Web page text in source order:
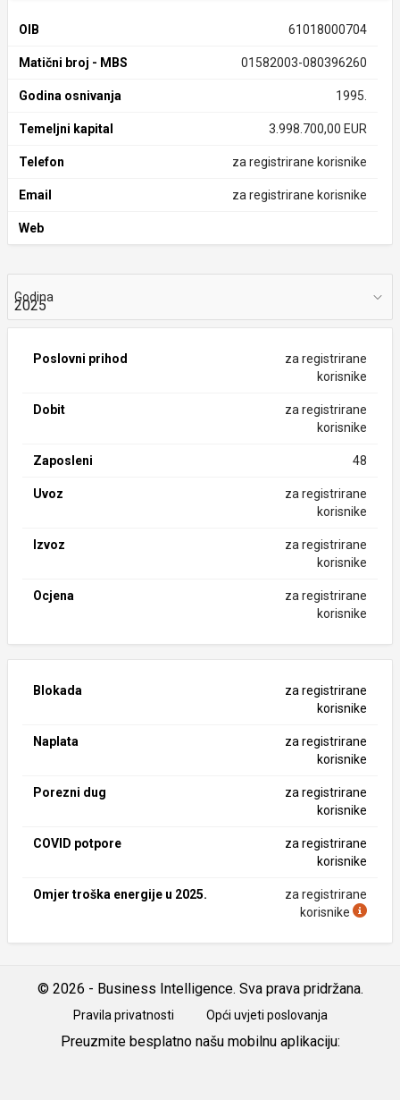
OIB 61018000704
Matični broj - MBS 01582003-080396260
Godina osnivanja 1995.
Temeljni kapital 3.998.700,00 EUR
Telefon za registrirane korisnike
Email za registrirane korisnike
Web
Godina
Poslovni prihod
za registrirane
korisnike
Dobit
za registrirane
korisnike
Zaposleni 48
Uvoz
za registrirane
korisnike
Izvoz
za registrirane
korisnike
Ocjena
za registrirane
korisnike
Blokada
za registrirane
korisnike
Naplata
za registrirane
korisnike
Porezni dug
za registrirane
korisnike
COVID potpore
za registrirane
korisnike
Omjer troška energije u 2025.
za registrirane
korisnike
© 2026 - Business Intelligence. Sva prava pridržana.
Pravila privatnosti Opći uvjeti poslovanja
Preuzmite besplatno našu mobilnu aplikaciju: